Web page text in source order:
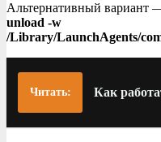
Альтернативный вариант
unload -w
/Library/LaunchAgents/
Читать: Как